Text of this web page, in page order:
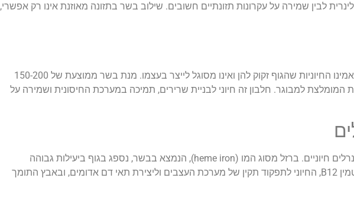
לבין שמירה על עקרונות תזונתיים חשובים. שילוב בשר בתזונה מאוזנת אינו רק אפשרי,
בשר הוא מקור עשיר לחלבון מלא, המכיל את כל חומצות האמינו החיוניות שהגוף זקוק להן ואינו מסוגל לייצר בעצמו. מנת בשר ממוצעת של 150-200
היומית המומלצת למבוגר. חלבון זה חיוני לבניית שרירים, תמיכה במערכת החיסונית ושמירה על
מעבר לחלבון, בשר מהווה מקור מצוין למספר ויטמינים ומינרלים חיוניים. ברזל מסוג המו (heme iron), הנמצא בבשר, נספג בגוף ביעילות גבוהה
בהשוואה לברזל ממקורות צמחיים. בנוסף, בשר עשיר בוויטמין B12, החיוני לתפקוד תקין של מערכת העצבים וליצירת תאי דם אדומים, ובאבץ התומך